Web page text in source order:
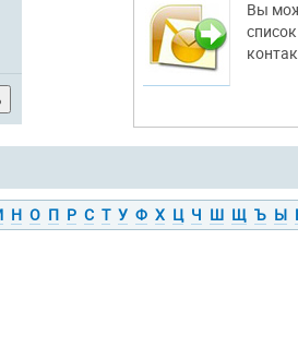
Вы
Н О П Р С Т У Ф Х Ц Ч Ш Щ Ъ Ы